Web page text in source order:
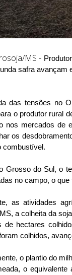
MS -
safra avançam
das tensões no
o produtor rural
nos mercados de
os
combustível.
Grosso do Sul, o
no campo, o
as atividades
a colheita da
de hectares
colhidos,
o plantio do
o